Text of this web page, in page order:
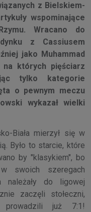
z Bielskiem-
wspominające
Wracano do
z Cassiusem
jako Muhammad
których pięściarz
tylko kategorie
o pewnym meczu
wykazał wielki
Biała mierzył się w
Było to starcie, które
by "klasykiem", bo
swoich szeregach
należały do ligowej
zaczęli stołeczni,
już 7:1!